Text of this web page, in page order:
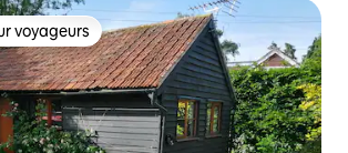
parmi les plus aimés
voyageurs